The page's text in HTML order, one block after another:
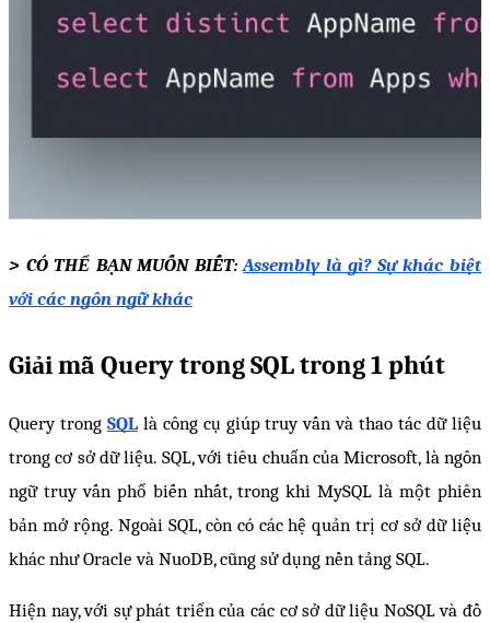
> CÓ THỂ BẠN MUỐN BIẾT: Assembly là gì? Sự khác biệt
với các ngôn ngữ khác
Giải mã Query trong SQL trong 1 phút
Query trong SQL là công cụ giúp truy vấn và thao tác dữ liệu
trong cơ sở dữ liệu. SQL, với tiêu chuẩn của Microsoft, là ngôn
ngữ truy vấn phổ biến nhất, trong khi MySQL là một phiên
bản mở rộng. Ngoài SQL, còn có các hệ quản trị cơ sở dữ liệu
khác như Oracle và NuoDB, cũng sử dụng nền tảng SQL.
Hiện nay, với sự phát triển của các cơ sở dữ liệu NoSQL và đồ